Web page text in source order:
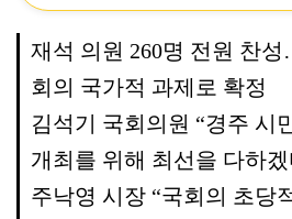
재석 의원 260명 전원 찬
회의 국가적 과제로 확정
김석기 국회의원 “경주 시
개최를 위해 최선을 다하겠
주낙영 시장 “국회의 초당